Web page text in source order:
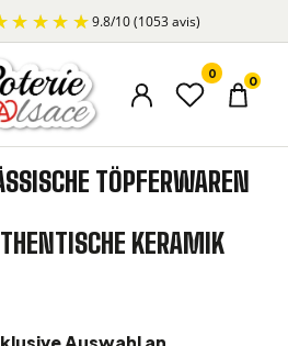
9.8/10(1053 avis)
Menu du compte
Liste
0
Panier
0
TÖPFERWAREN
KERAMIK